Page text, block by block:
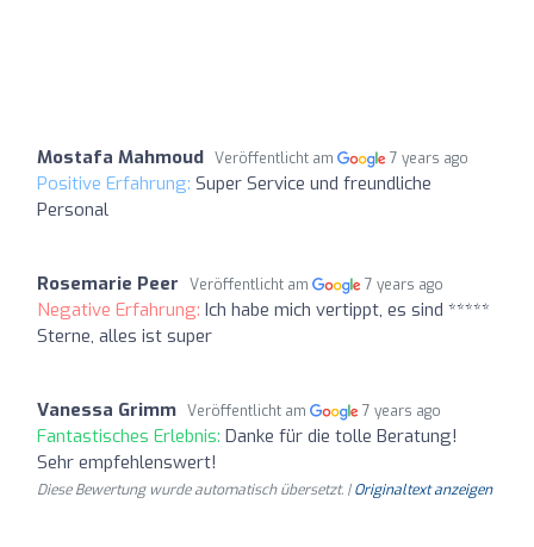
Mostafa Mahmoud Veröffentlicht am 7 years ago
Positive Erfahrung: Super Service und freundliche
Personal
Rosemarie Peer Veröffentlicht am 7 years ago
Negative Erfahrung: Ich habe mich vertippt, es sind *****
Sterne, alles ist super
Vanessa Grimm Veröffentlicht am 7 years ago
Fantastisches Erlebnis: Danke für die tolle Beratung!
Sehr empfehlenswert!
Diese Bewertung wurde automatisch übersetzt. |Originaltext anzeigen